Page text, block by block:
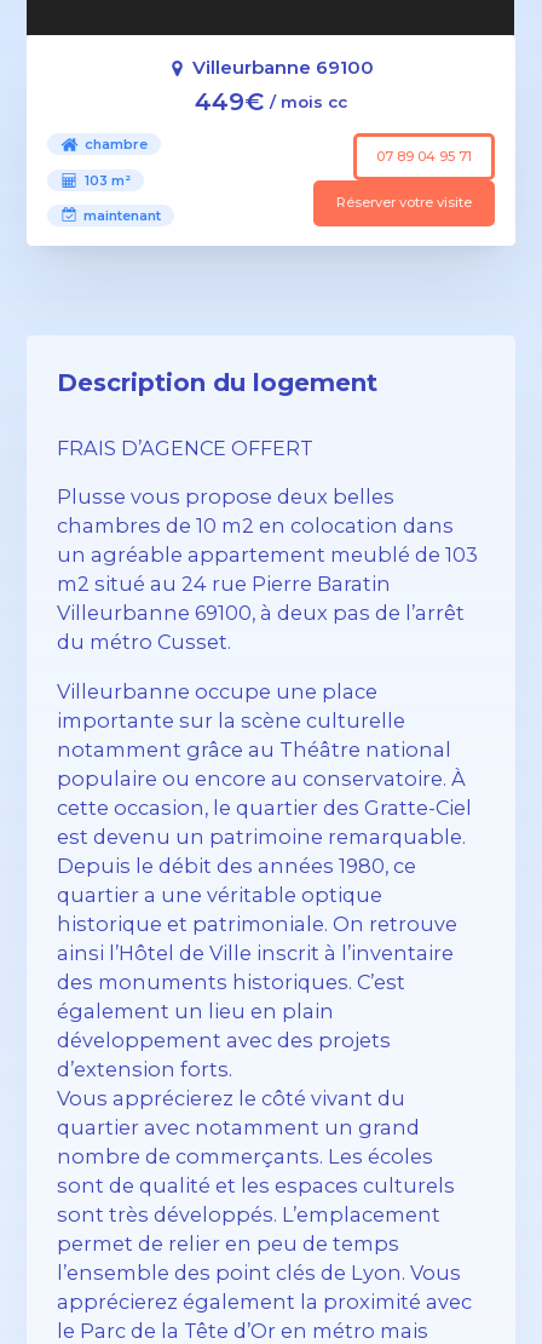
Villeurbanne 69100
449€ / mois cc
chambre
103 m²
maintenant
07 89 04 95 71
Réserver votre visite
Description du logement
FRAIS D’AGENCE OFFERT
Plusse vous propose deux belles
chambres de 10 m2 en colocation dans
un agréable appartement meublé de 103
m2 situé au 24 rue Pierre Baratin
Villeurbanne 69100, à deux pas de l’arrêt
du métro Cusset.
Villeurbanne occupe une place
importante sur la scène culturelle
notamment grâce au Théâtre national
populaire ou encore au conservatoire. À
cette occasion, le quartier des Gratte-Ciel
est devenu un patrimoine remarquable.
Depuis le débit des années 1980, ce
quartier a une véritable optique
historique et patrimoniale. On retrouve
ainsi l’Hôtel de Ville inscrit à l’inventaire
des monuments historiques. C’est
également un lieu en plain
développement avec des projets
d’extension forts.
Vous apprécierez le côté vivant du
quartier avec notamment un grand
nombre de commerçants. Les écoles
sont de qualité et les espaces culturels
sont très développés. L’emplacement
permet de relier en peu de temps
l’ensemble des point clés de Lyon. Vous
apprécierez également la proximité avec
le Parc de la Tête d’Or en métro mais